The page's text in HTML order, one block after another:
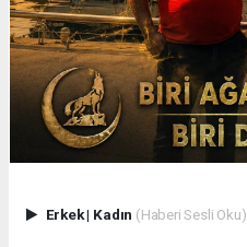
Erkek| Kadın (Haberi Sesli Oku)